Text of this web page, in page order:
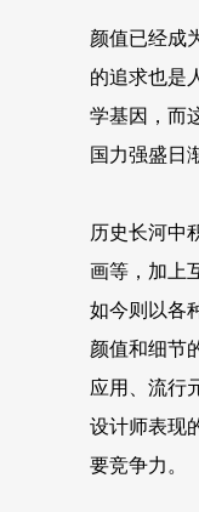
颜值已经成
的追求也是
学基因，而
国力强盛日
历史长河中
画等，加上
如今则以各
颜值和细节
应用、流行
设计师表现
要竞争力。